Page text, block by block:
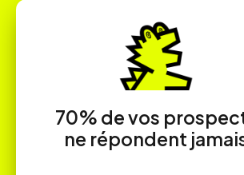
70% de vos
ne répondent